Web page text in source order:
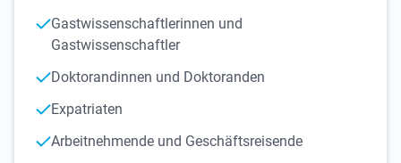
Gastwissenschaftlerinnen und
Gastwissenschaftler
Doktorandinnen und Doktoranden
Expatriaten
Arbeitnehmende und Geschäftsreisende